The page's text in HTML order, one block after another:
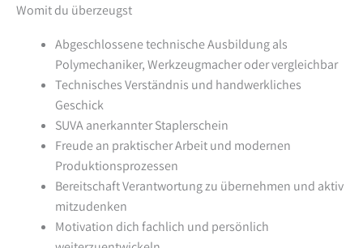
Womit du überzeugst
Abgeschlossene technische Ausbildung als
Polymechaniker, Werkzeugmacher oder vergleichbar
Technisches Verständnis und handwerkliches
Geschick
SUVA anerkannter Staplerschein
Freude an praktischer Arbeit und modernen
Produktionsprozessen
Bereitschaft Verantwortung zu übernehmen und aktiv
mitzudenken
Motivation dich fachlich und persönlich